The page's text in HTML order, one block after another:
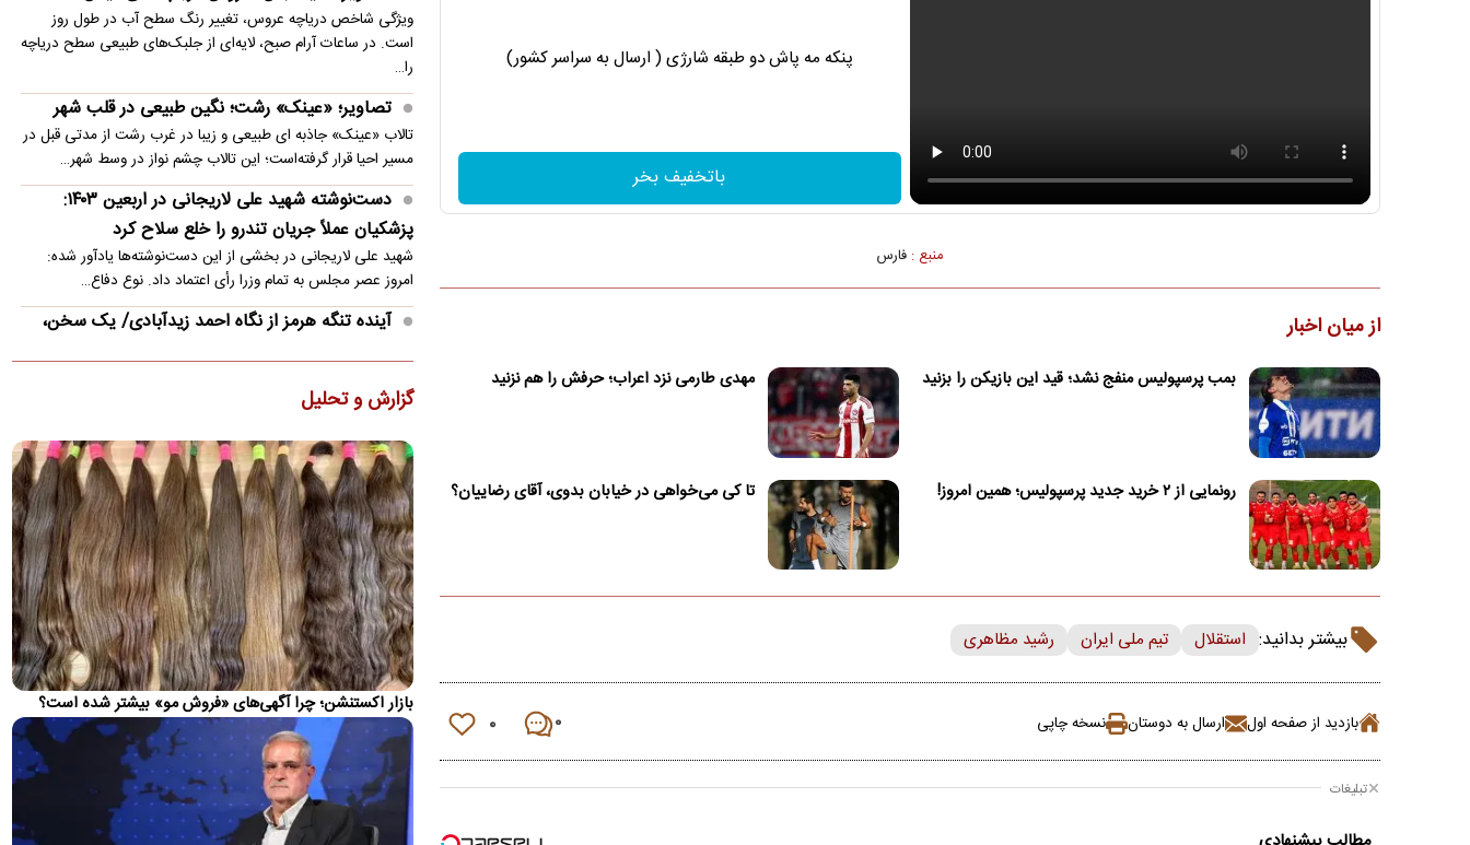
پنکه مه پاش دو طبقه شارژی ( ارسال به سراسر کشور)
باتخفیف بخر
منبع :فارس
از میان اخبار
بمب پرسپولیس منفج نشد؛ قید این بازیکن را بزنید مهدی طارمی نزد اعراب؛ حرفش را هم نزنید
رونمایی از ۲ خرید جدید پرسپولیس؛ همین امروز! تا کی می‌خواهی در خیابان بدوی، آقای رضاییان؟
بیشتر بدانید: استقلال تیم ملی ایران رشید مظاهری
بازدید از صفحه اول ارسال به دوستان نسخه چاپی ۰ ۰
تبلیغات
ویژگی شاخص دریاچه عروس، تغییر رنگ سطح آب در طول روز
است. در ساعات آرام صبح، لایه‌ای از جلبک‌های طبیعی سطح دریاچه
را…
تصاویر؛ «عینک» رشت؛ نگین طبیعی در قلب شهر
تالاب «عینک» جاذبه ای طبیعی و زیبا در غرب رشت از مدتی قبل در
مسیر احیا قرار گرفته‌است؛ این تالاب چشم نواز در وسط شهر…
دست‌نوشته شهید علی لاریجانی در اربعین ۱۴۰۳:
پزشکیان عملاً جریان تندرو را خلع سلاح کرد
شهید علی لاریجانی در بخشی از این دست‌نوشته‌ها یادآور شده:
امروز عصر مجلس به تمام وزرا رأی اعتماد داد. نوع دفاع…
آینده تنگه هرمز از نگاه احمد زیدآبادی/ یک سخن،
تنگه‌ی هرمز دیگر به وضعیت سابق خود باز نخواهد گشت!…
تأیید ربایش و قتل مداح «حمیدرضا رجب‌زاده»
یک منبع با تأیید حادثه ربایش و قتل حمیدرضا رجب‌زاده اعلام کرد:
تحقیقات پلیسی و قضایی برای شناسایی و دستگیری عوامل این…
بورس دوباره رکورد زد
شاخص کل بورس تهران برای نخستین ‌بار وارد کانال ۵.۵ میلیون
واحد شد
سخنگوی قوه قضائیه:
محمدباقر خرازی به دادگاه ویژه روحانیت احضار شد
اصغر جهانگیر گفت: بر اساس آخرین اطلاعات، محمدباقر خرازی امروز
شنبه به دادگاه ویژه روحانیت احضار شده و پرونده وی تحت…
قیمت دلار، طلا و سکه امروز شنبه ۱۷ مرداد ۱۴۰۵
قیمت هر دلار آمریکا امروز ۱۸۸ هزار تومان است و نرخ هر گرم طلا
۱۸ عیار به ۱۹ میلیون و ۸۵ هزار تومان رسید
آخرین وضعیت پرونده ساعدی‌نیا از زبان سخنگوی
گزارش و تحلیل
بازار اکستنشن؛ چرا آگهی‌های «فروش مو» بیشتر شده است؟